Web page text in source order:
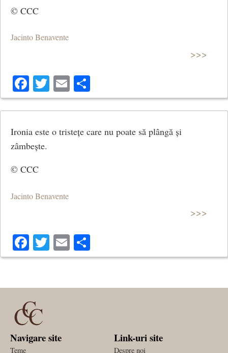
© CCC
Jacinto Benavente
>>>
Facebook
Twitter
Email
Ironia este o tristețe care nu poate să plângă și
zâmbește.
© CCC
Jacinto Benavente
>>>
Facebook
Twitter
Email
Navigare site
Teme
Link-uri site
Despre noi